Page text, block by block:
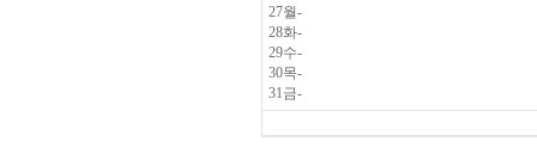
27월-
28화-
29수-
30목-
31금-